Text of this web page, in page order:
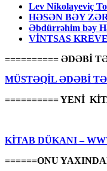
Lev Nikolayeviç
HƏSƏN BƏY
Əbdürrəhim bəy
VİNTSAS
========== ƏDƏBİ
MÜSTƏQİL ƏDƏBİ
========== YENİ
KİTAB DÜKANI –
======ONU